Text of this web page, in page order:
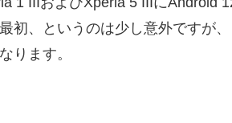
初、というのは少し意外ですが
ります。